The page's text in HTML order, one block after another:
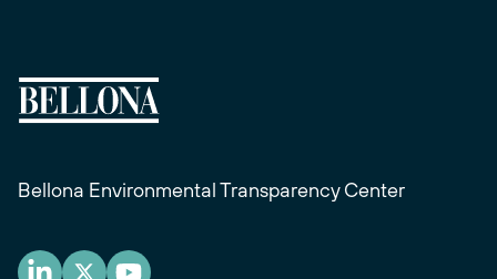
Bellona Environmental Transparency Center